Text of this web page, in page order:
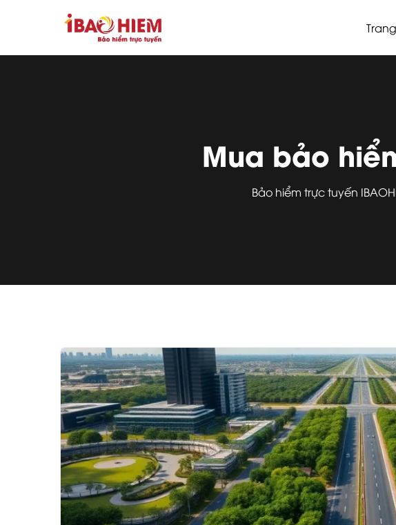
Mua bảo
Bảo hiểm trực tuyến